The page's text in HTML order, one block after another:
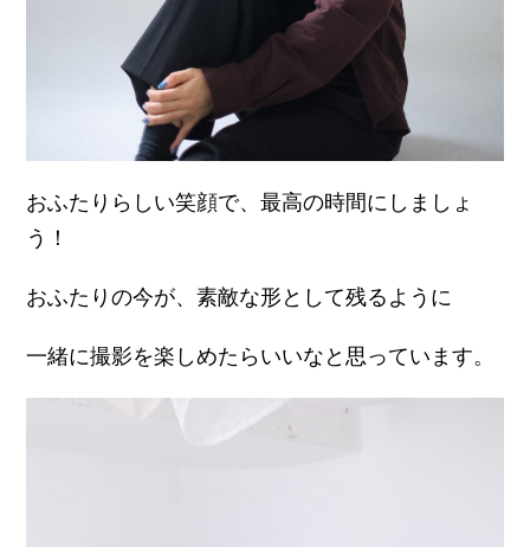
ホンマルラジオ
おふたりらしい笑顔で、最高の時間にしましょ
う！
おふたりの今が、素敵な形として残るように
一緒に撮影を楽しめたらいいなと思っています。